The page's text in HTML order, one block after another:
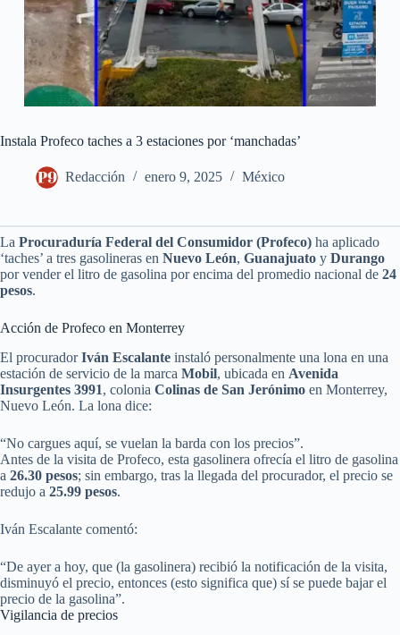
Instala Profeco taches a 3 estaciones por ‘manchadas’
Redacción enero 9, 2025 México
La Procuraduría Federal del Consumidor (Profeco) ha aplicado
‘taches’ a tres gasolineras en Nuevo León, Guanajuato y Durango
por vender el litro de gasolina por encima del promedio nacional de 24
pesos.
Acción de Profeco en Monterrey
El procuradorIván Escalante instaló personalmente una lona en una
estación de servicio de la marca Mobil, ubicada en Avenida
Insurgentes 3991, colonia Colinas de San Jerónimo en Monterrey,
Nuevo León. La lona dice:
“No cargues aquí, se vuelan la barda con los precios”.
Antes de la visita de Profeco, esta gasolinera ofrecía el litro de gasolina
a 26.30 pesos; sin embargo, tras la llegada del procurador, el precio se
redujo a 25.99 pesos.
Iván Escalante comentó:
“De ayer a hoy, que (la gasolinera) recibió la notificación de la visita,
disminuyó el precio, entonces (esto significa que) sí se puede bajar el
precio de la gasolina”.
Vigilancia de precios